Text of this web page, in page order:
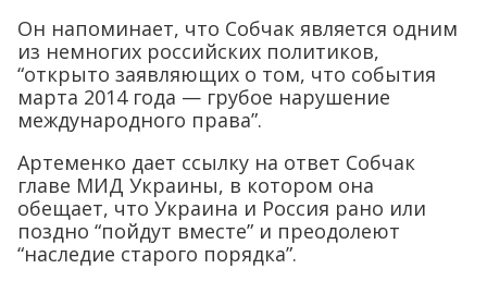
Он напоминает, что Собчак является одним
из немногих российских политиков,
“открыто заявляющих о том, что события
марта 2014 года — грубое нарушение
международного права”.
Артеменко дает ссылку на ответ Собчак
главе МИД Украины, в котором она
обещает, что Украина и Россия рано или
поздно “пойдут вместе” и преодолеют
“наследие старого порядка”.